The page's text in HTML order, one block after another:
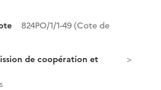
824PO/1/1-49 (Cote de
de coopération et